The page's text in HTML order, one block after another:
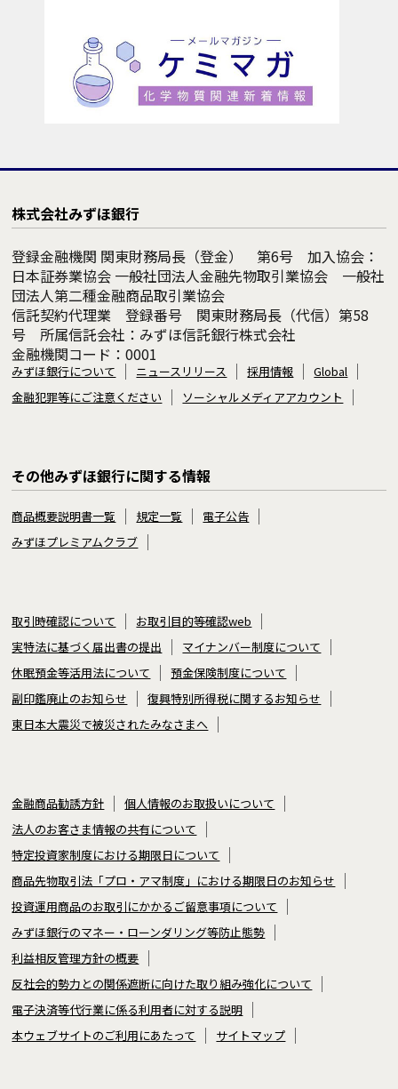
株式会社みずほ銀行
登録金融機関 関東財務局長（登金） 第6号 加入協会：
日本証券業協会 一般社団法人金融先物取引業協会 一般社
団法人第二種金融商品取引業協会
信託契約代理業 登録番号 関東財務局長（代信）第58
号 所属信託会社：みずほ信託銀行株式会社
金融機関コード：0001
みずほ銀行について ニュースリリース 採用情報
Global
金融犯罪等にご注意ください
ソーシャルメディアアカウント
その他みずほ銀行に関する情報
商品概要説明書一覧 規定一覧
電子公告
みずほプレミアムクラブ
取引時確認について
お取引目的等確認web
実特法に基づく届出書の提出
マイナンバー制度について
休眠預金等活用法について
預金保険制度について
副印鑑廃止のお知らせ
復興特別所得税に関するお知らせ
東日本大震災で被災されたみなさまへ
金融商品勧誘方針
個人情報のお取扱いについて
法人のお客さま情報の共有について
特定投資家制度における期限日について
商品先物取引法「プロ・アマ制度」における期限日のお知らせ
投資運用商品のお取引にかかるご留意事項について
みずほ銀行のマネー・ローンダリング等防止態勢
利益相反管理方針の概要
反社会的勢力との関係遮断に向けた取り組み強化について
電子決済等代行業に係る利用者に対する説明
本ウェブサイトのご利用にあたって
サイトマップ